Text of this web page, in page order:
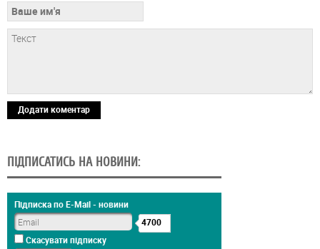
Додати коментар
ПІДПИСАТИСЬ НА НОВИНИ:
Підписка по E-Mail - новини
4700
Скасувати підписку